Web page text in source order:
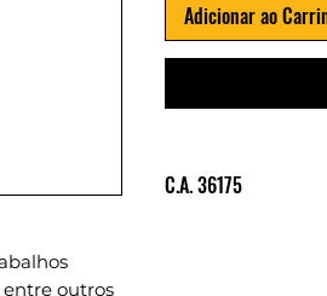
outros
Adicionar ao
C.A. 36175